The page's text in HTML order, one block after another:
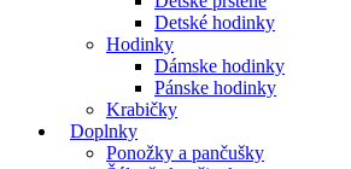
Detské hodinky
Hodinky
Dámske hodinky
Pánske hodinky
Krabičky
Doplnky
Ponožky a pančušky